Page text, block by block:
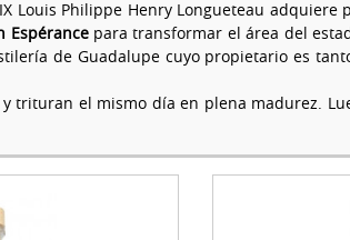
Louis Philippe Henry Longueteau adquiere
Espérancepara transformar el área del
de Guadalupe cuyo propietario es
trituran el mismo día en plena madurez.